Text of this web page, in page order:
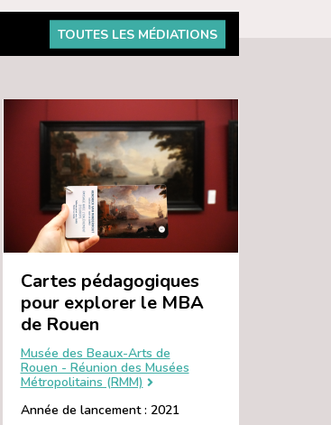
TOUTES LES MÉDIATIONS
Cartes pédagogiques
pour explorer le MBA
de Rouen
Musée des Beaux-Arts de
Rouen - Réunion des Musées
Métropolitains (RMM)
Année de lancement : 2021